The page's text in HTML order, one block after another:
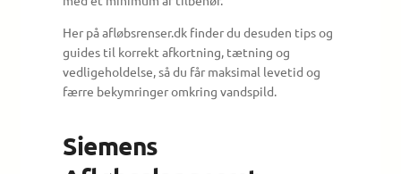
Her på afløbsrenser.dk finder du desuden tips og
guides til korrekt afkortning, tætning og
vedligeholdelse, så du får maksimal levetid og
færre bekymringer omkring vandspild.
Siemens